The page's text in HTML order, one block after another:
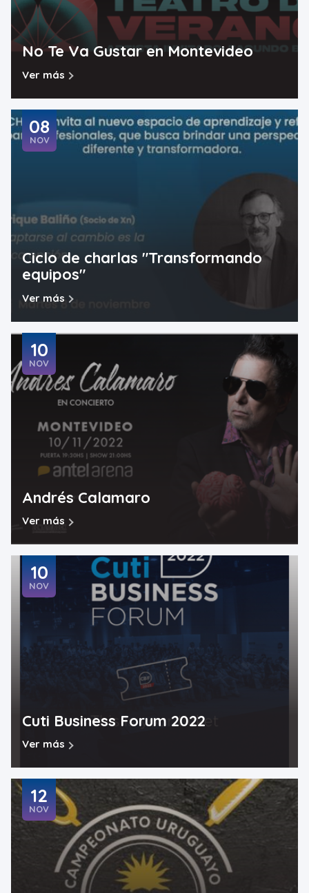
No Te Va Gustar en Montevideo
Ver más
Ciclo de charlas "Transformando
equipos"
Ver más
08
NOV
Andrés Calamaro
Ver más
10
NOV
Cuti Business Forum 2022
Ver más
10
NOV
12
NOV